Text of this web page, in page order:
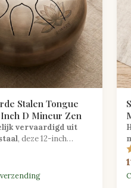
Stalen Tongue
D Mineur Zen
vervaardigd uit
, deze 12-inch
mineur produceert
tonen, ideaal voor